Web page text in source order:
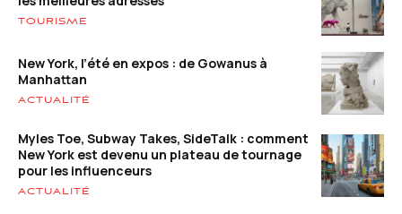
TOURISME
New York, l’été en expos : de Gowanus à
Manhattan
ACTUALITÉ
Myles Toe, Subway Takes, SideTalk : comment
New York est devenu un plateau de tournage
pour les influenceurs
ACTUALITÉ